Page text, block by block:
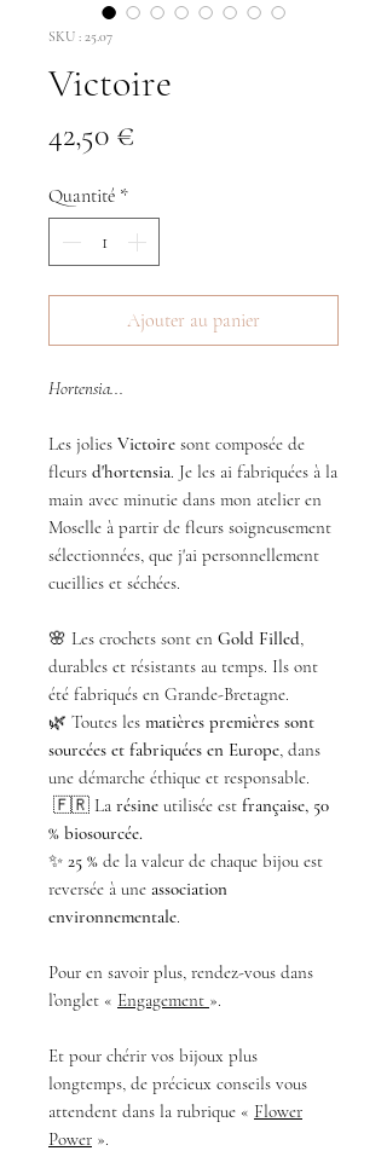
SKU : 25.07
Victoire
42,50 €
Quantité *
Ajouter au panier
Hortensia...
Les jolies Victoire sont composée de
fleurs d'hortensia. Je les ai fabriquées à la
main avec minutie dans mon atelier en
Moselle à partir de fleurs soigneusement
sélectionnées, que j'ai personnellement
cueillies et séchées.
🌸 Les crochets sont en Gold Filled,
durables et résistants au temps. Ils ont
été fabriqués en Grande-Bretagne.
🌿 Toutes les matières premières sont
sourcées et fabriquées en Europe, dans
une démarche éthique et responsable.
🇫🇷 La résine utilisée est française, 50
% biosourcée.
✨ 25 % de la valeur de chaque bijou est
reversée à une association
environnementale.
Pour en savoir plus, rendez-vous dans
l’onglet « Engagement ».
Et pour chérir vos bijoux plus
longtemps, de précieux conseils vous
attendent dans la rubrique « Flower
Power ».